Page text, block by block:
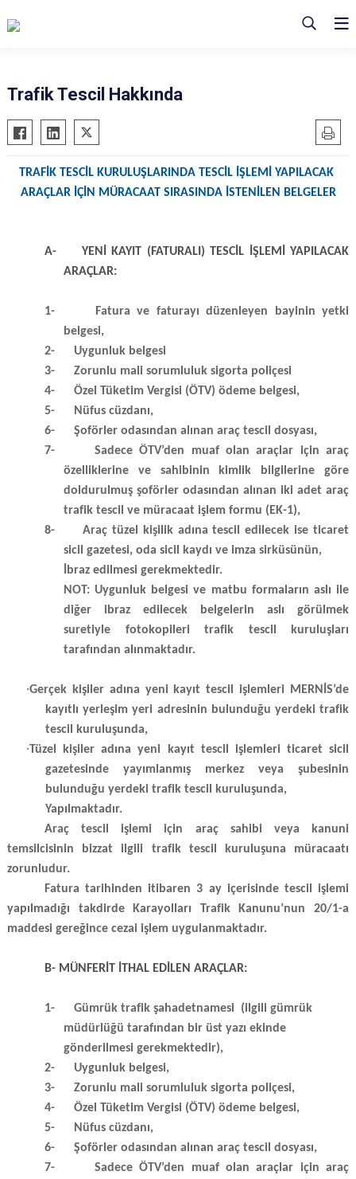
Trafik Tescil Hakkında
TRAFİK TESCİL KURULUŞLARINDA TESCİL İŞLEMİ YAPILACAK
ARAÇLAR İÇİN MÜRACAAT SIRASINDA İSTENİLEN BELGELER
A-
YENİ KAYIT (FATURALI) TESCİL İŞLEMİ YAPILACAK
ARAÇLAR:
1-
Fatura ve faturayı düzenleyen bayinin yetki
belgesi,
2-
Uygunluk belgesi
3-
Zorunlu mali sorumluluk sigorta poliçesi
4-
Özel Tüketim Vergisi (ÖTV) ödeme belgesi,
5-
Nüfus cüzdanı,
6-
Şoförler odasından alınan araç tescil dosyası,
7-
Sadece ÖTV’den muaf olan araçlar için araç
özelliklerine ve sahibinin kimlik bilgilerine göre
doldurulmuş şoförler odasından alınan iki adet araç
trafik tescil ve müracaat işlem formu (EK-1),
8-
Araç tüzel kişilik adına tescil edilecek ise ticaret
sicil gazetesi, oda sicil kaydı ve imza sirküsünün,
İbraz edilmesi gerekmektedir.
NOT: Uygunluk belgesi ve matbu formaların aslı ile
diğer ibraz edilecek belgelerin aslı görülmek
suretiyle fotokopileri trafik tescil kuruluşları
tarafından alınmaktadır.
·Gerçek kişiler adına yeni kayıt tescil işlemleri MERNİS’de
kayıtlı yerleşim yeri adresinin bulunduğu yerdeki trafik
tescil kuruluşunda,
·Tüzel kişiler adına yeni kayıt tescil işlemleri ticaret sicil
gazetesinde yayımlanmış merkez veya şubesinin
bulunduğu yerdeki trafik tescil kuruluşunda,
Yapılmaktadır.
Araç tescil işlemi için araç sahibi veya kanuni
temsilcisinin bizzat ilgili trafik tescil kuruluşuna müracaatı
zorunludur.
Fatura tarihinden itibaren 3 ay içerisinde tescil işlemi
yapılmadığı takdirde Karayolları Trafik Kanunu’nun 20/1-a
maddesi gereğince cezai işlem uygulanmaktadır.
B- MÜNFERİT İTHAL EDİLEN ARAÇLAR:
1-
Gümrük trafik şahadetnamesi (ilgili gümrük
müdürlüğü tarafından bir üst yazı ekinde
gönderilmesi gerekmektedir),
2-
Uygunluk belgesi,
3-
Zorunlu mali sorumluluk sigorta poliçesi,
4-
Özel Tüketim Vergisi (ÖTV) ödeme belgesi,
5-
Nüfus cüzdanı,
6-
Şoförler odasından alınan araç tescil dosyası,
7-
Sadece ÖTV’den muaf olan araçlar için araç